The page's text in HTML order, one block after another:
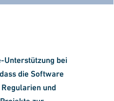
Unterstützung bei
die Software
und